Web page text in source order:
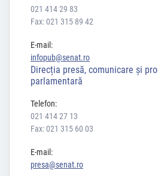
021 414 29 83
Fax: 021 315 89 42
E-mail:
infopub@senat.ro
Direcția presă, comunicare și
parlamentară
Telefon:
021 414 27 13
Fax: 021 315 60 03
E-mail:
presa@senat.ro